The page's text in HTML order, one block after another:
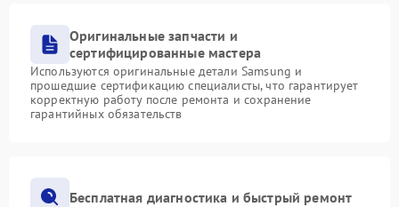
Оригинальные запчасти и
сертифицированные мастера
Используются оригинальные детали Samsung и
прошедшие сертификацию специалисты, что гарантирует
корректную работу после ремонта и сохранение
гарантийных обязательств
Бесплатная диагностика и быстрый ремонт